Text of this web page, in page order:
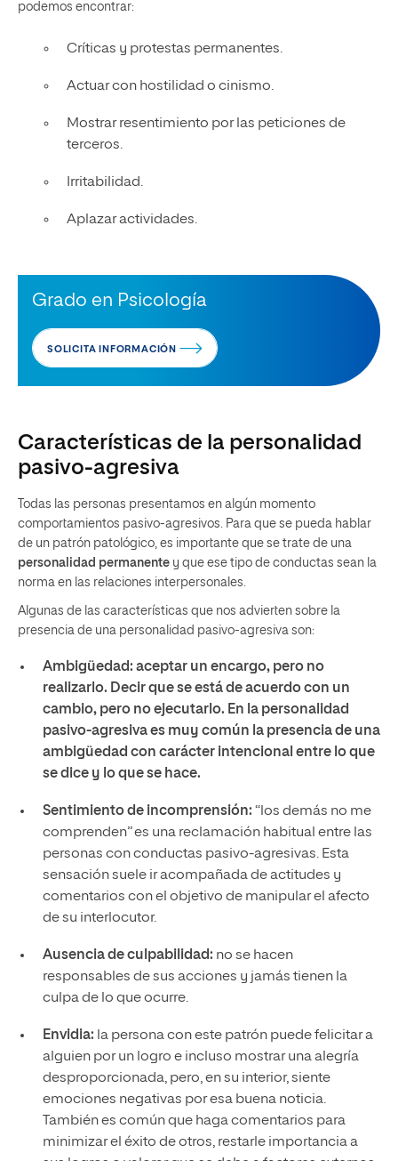
podemos encontrar:
Críticas y protestas permanentes.
Actuar con hostilidad o cinismo.
Mostrar resentimiento por las peticiones de
terceros.
Irritabilidad.
Aplazar actividades.
Grado en Psicología
SOLICITA INFORMACIÓN
Características de la personalidad
pasivo-agresiva
Todas las personas presentamos en algún momento
comportamientos pasivo-agresivos. Para que se pueda hablar
de un patrón patológico, es importante que se trate de una
personalidad permanente y que ese tipo de conductas sean la
norma en las relaciones interpersonales.
Algunas de las características que nos advierten sobre la
presencia de una personalidad pasivo-agresiva son:
Ambigüedad: aceptar un encargo, pero no
realizarlo. Decir que se está de acuerdo con un
cambio, pero no ejecutarlo. En la personalidad
pasivo-agresiva es muy común la presencia de una
ambigüedad con carácter intencional entre lo que
se dice y lo que se hace.
Sentimiento de incomprensión: “los demás no me
comprenden” es una reclamación habitual entre las
personas con conductas pasivo-agresivas. Esta
sensación suele ir acompañada de actitudes y
comentarios con el objetivo de manipular el afecto
de su interlocutor.
Ausencia de culpabilidad: no se hacen
responsables de sus acciones y jamás tienen la
culpa de lo que ocurre.
Envidia: la persona con este patrón puede felicitar a
alguien por un logro e incluso mostrar una alegría
desproporcionada, pero, en su interior, siente
emociones negativas por esa buena noticia.
También es común que haga comentarios para
minimizar el éxito de otros, restarle importancia a